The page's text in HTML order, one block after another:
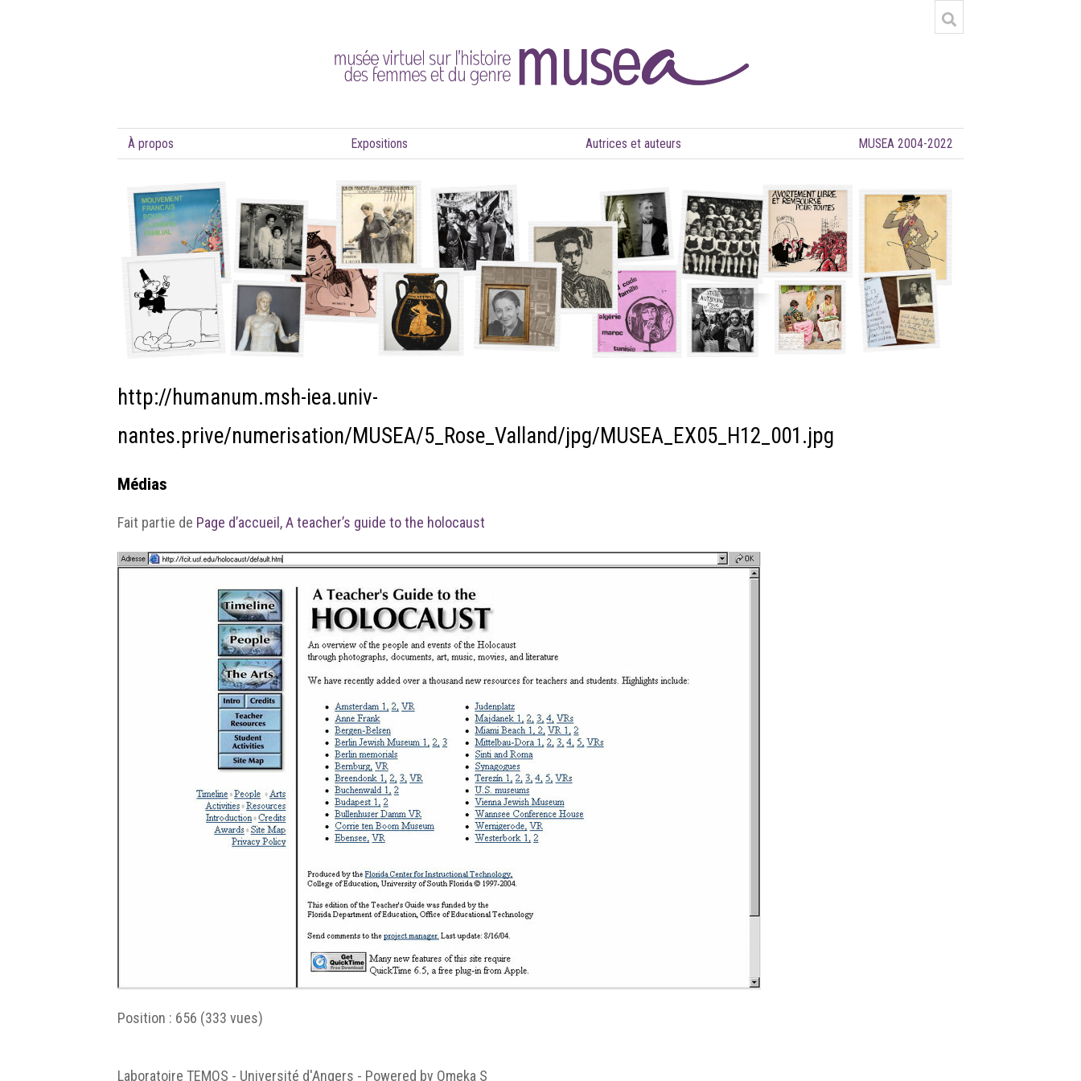
À propos Expositions Autrices et auteurs MUSEA 2004-2022
http://humanum.msh-iea.univ-
nantes.prive/numerisation/MUSEA/5_Rose_Valland/jpg/MUSEA_EX05_H12_001.jpg
Médias
Fait partie de Page d’accueil, A teacher’s guide to the holocaust
Position : 656 (333 vues)
Laboratoire TEMOS - Université d'Angers - Powered by Omeka S